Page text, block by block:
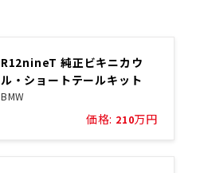
R12nineT 純正ビキニカウ
ル・ショートテールキット
BMW
価格: 210万円